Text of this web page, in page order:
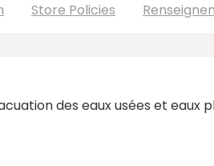
Store Policies
des eaux usées et eaux